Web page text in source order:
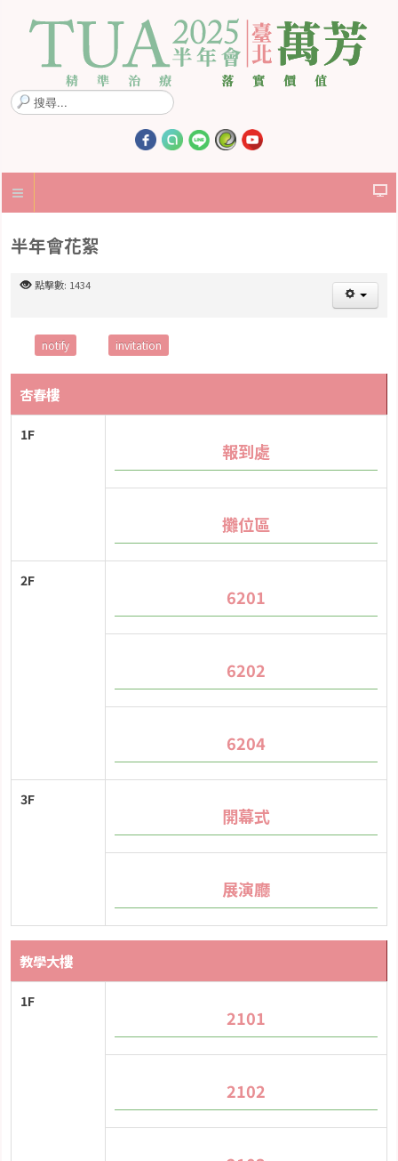
搜
尋
.
半年會花絮
點擊數: 1434
notify invitation
杏春樓
1F
報到處
攤位區
2F
6201
6202
6204
3F
開幕式
展演廳
教學大樓
1F
2101
2102